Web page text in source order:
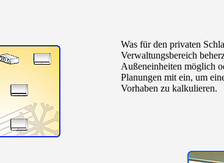
Was für den privaten
Verwaltungsbereich
Außeneinheiten möglich
Planungen mit ein, um
Vorhaben zu kalkulieren.